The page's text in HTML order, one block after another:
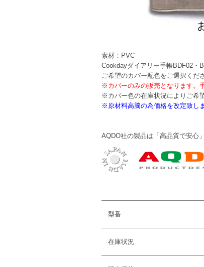
素材：PVC
Cookdayダイアリー手帳BDF02・
ご希望のカバー配色をご選択くだ
※カバーのみの販売となります。
※カバー色の在庫状況によりご希
※原材料高騰の為価格を改定致し
AQDO社の製品は「高品質で安心
型番
在庫状況